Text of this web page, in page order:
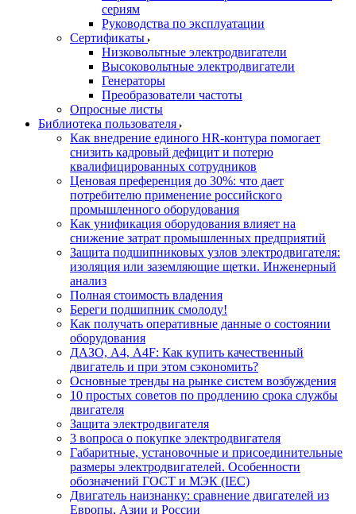
сериям
Руководства по эксплуатации
Сертификаты
Низковольтные электродвигатели
Высоковольтные электродвигатели
Генераторы
Преобразователи частоты
Опросные листы
Библиотека пользователя
Как внедрение единого HR-контура помогает
снизить кадровый дефицит и потерю
квалифицированных сотрудников
Ценовая преференция до 30%: что дает
потребителю применение российского
промышленного оборудования
Как унификация оборудования влияет на
снижение затрат промышленных предприятий
Защита подшипниковых узлов электродвигателя:
изоляция или заземляющие щетки. Инженерный
анализ
Полная стоимость владения
Береги подшипник смолоду!
Как получать оперативные данные о состоянии
оборудования
ДАЗО, А4, А4F: Как купить качественный
двигатель и при этом сэкономить?
Основные тренды на рынке систем возбуждения
10 простых советов по продлению срока службы
двигателя
Защита электродвигателя
3 вопроса о покупке электродвигателя
Габаритные, установочные и присоединительные
размеры электродвигателей. Особенности
обозначений ГОСТ и МЭК (IEC)
Двигатель наизнанку: сравнение двигателей из
Европы, Азии и России